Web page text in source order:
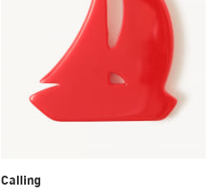
Calling